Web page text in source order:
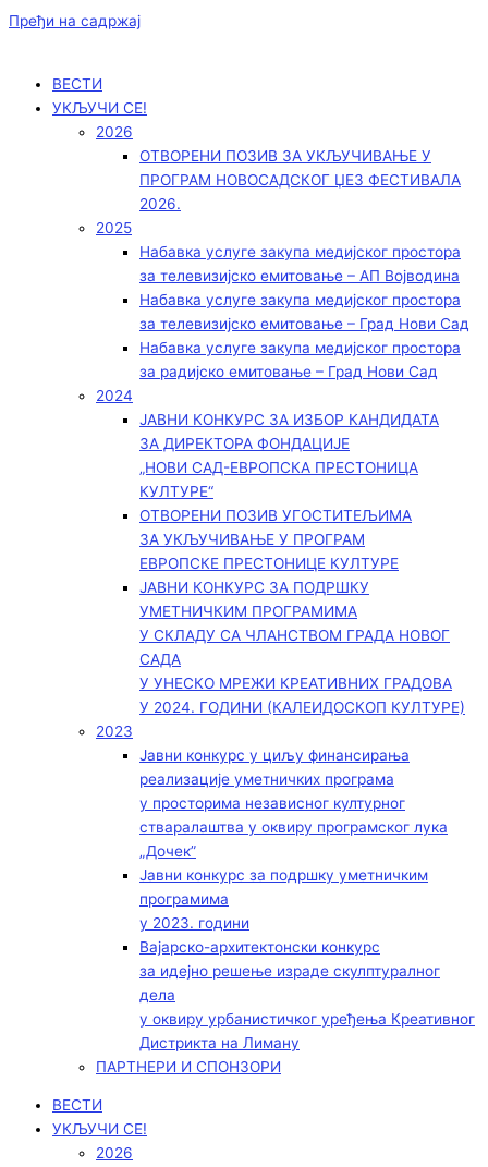
Пређи на садржај
ВЕСТИ
УКЉУЧИ СЕ!
2026
ОТВОРЕНИ ПОЗИВ ЗА УКЉУЧИВАЊЕ У
ПРОГРАМ НОВОСАДСКОГ ЏЕЗ ФЕСТИВАЛА
2026.
2025
Набавка услуге закупа медијског простора
за телевизијско емитовање – АП Војводинa
Набавка услуге закупа медијског простора
за телевизијско емитовање – Град Нови Сад
Набавка услуге закупа медијског простора
за радијско емитовање – Град Нови Сад
2024
ЈАВНИ КОНКУРС ЗА ИЗБОР КАНДИДАТА
ЗА ДИРЕКТОРА ФОНДАЦИЈЕ
„НОВИ САД-ЕВРОПСКА ПРЕСТОНИЦА
КУЛТУРЕ“
ОТВОРЕНИ ПОЗИВ УГОСТИТЕЉИМА
ЗА УКЉУЧИВАЊЕ У ПРОГРАМ
ЕВРОПСКЕ ПРЕСТОНИЦЕ КУЛТУРЕ
ЈАВНИ КОНКУРС ЗА ПОДРШКУ
УМЕТНИЧКИМ ПРОГРАМИМА
У СКЛАДУ СА ЧЛАНСТВОМ ГРАДА НОВОГ
САДА
У УНЕСКО МРЕЖИ КРЕАТИВНИХ ГРАДОВА
У 2024. ГОДИНИ (КАЛЕИДОСКОП КУЛТУРЕ)
2023
Јавни конкурс у циљу финансирања
реализације уметничких програма
у просторима независног културног
стваралаштва у оквиру програмског лука
„Дочек”
Јавни конкурс за подршку уметничким
програмима
у 2023. години
Вајарско-архитектонски конкурс
за идејно решење израде скулптуралног
дела
у оквиру урбанистичког уређења Креативног
Дистрикта на Лиману
ПАРТНЕРИ И СПОНЗОРИ
ВЕСТИ
УКЉУЧИ СЕ!
2026